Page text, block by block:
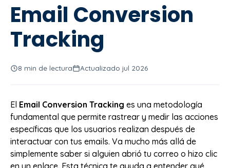
Email Conversion
Tracking
8 min de lectura Actualizado jul 2026
El Email Conversion Tracking es una metodología
fundamental que permite rastrear y medir las acciones
específicas que los usuarios realizan después de
interactuar con tus emails. Va mucho más allá de
simplemente saber si alguien abrió tu correo o hizo clic